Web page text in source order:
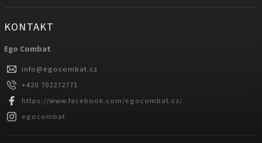
KONTAKT
Ego Combat
info@egocombat.cz
+420 702272771
https://www.facebook.com/egocombat.cz/
egocombat